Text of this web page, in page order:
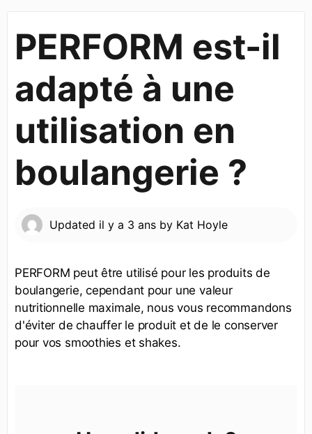
PERFORM est-il
adapté à une
utilisation en
boulangerie ?
Updated il y a 3 ans by Kat Hoyle
PERFORM peut être utilisé pour les produits de
boulangerie, cependant pour une valeur
nutritionnelle maximale, nous vous recommandons
d'éviter de chauffer le produit et de le conserver
pour vos smoothies et shakes.